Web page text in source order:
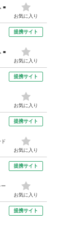
■
お気に入り
■
提携サイト
お気に入り
提携サイト
お気に入り
提携サイト
お気に入り
提携サイト
お気に入り
提携サイト